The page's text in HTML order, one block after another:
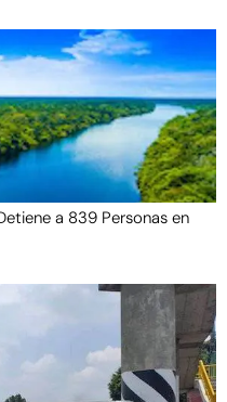
a 839 Personas en